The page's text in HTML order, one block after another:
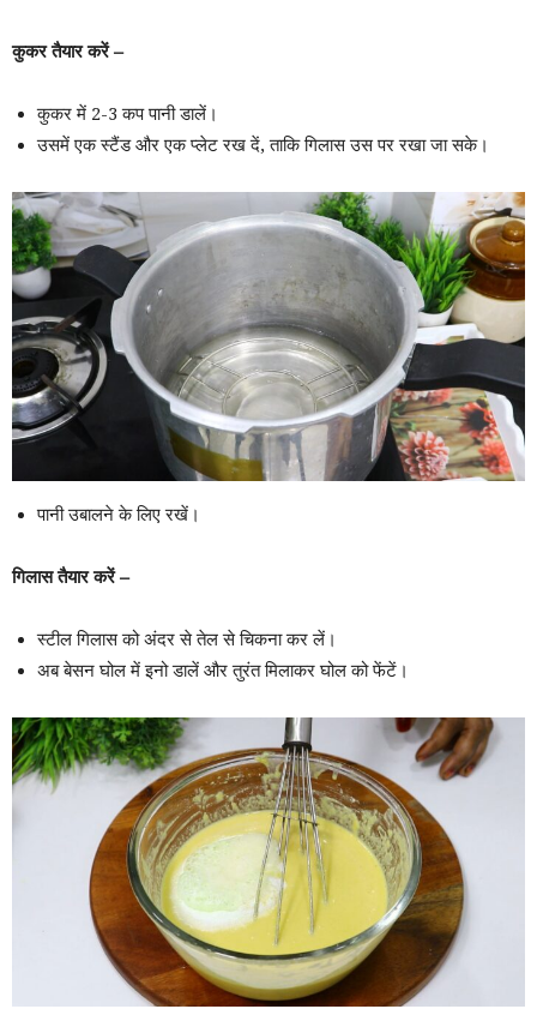
कुकर तैयार करें –
कुकर में 2-3 कप पानी डालें।
उसमें एक स्टैंड और एक प्लेट रख दें, ताकि गिलास उस पर रखा जा सके।
पानी उबालने के लिए रखें।
गिलास तैयार करें –
स्टील गिलास को अंदर से तेल से चिकना कर लें।
अब बेसन घोल में इनो डालें और तुरंत मिलाकर घोल को फेंटें।